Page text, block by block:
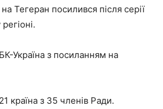
Тегеран посилився після серії
Україна з посиланням на
країна з 35 членів Ради.